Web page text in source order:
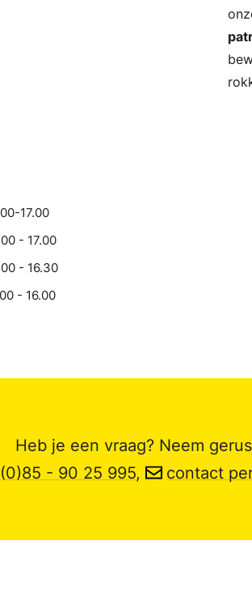
17.00
- 17.00
- 16.30
- 16.00
Heb je een vraag? Neem
- 90 25 995, contact